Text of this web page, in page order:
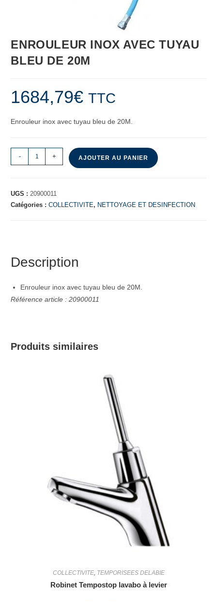
ENROULEUR INOX AVEC TUYAU
BLEU DE 20M
1684,79€ TTC
Enrouleur inox avec tuyau bleu de 20M.
- + AJOUTER AU PANIER
UGS :20900011
Catégories :COLLECTIVITE, NETTOYAGE ET DESINFECTION
Description
Enrouleur inox avec tuyau bleu de 20M.
Référence article : 20900011
Produits similaires
COLLECTIVITE, TEMPORISEES DELABIE
Robinet Tempostop lavabo à levier